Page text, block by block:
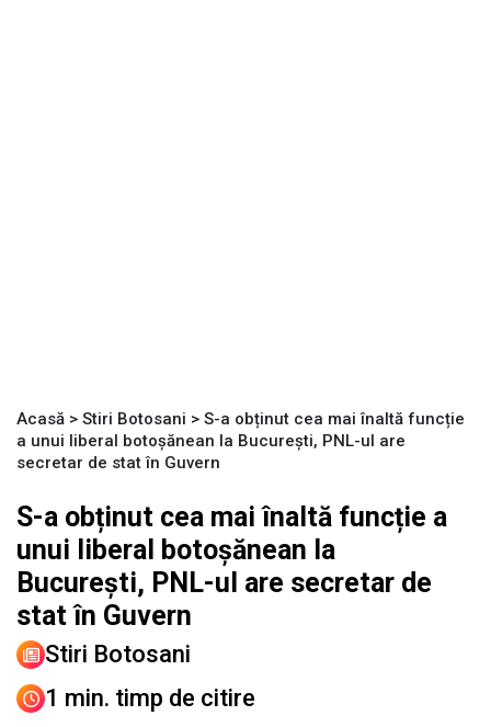
Acasă > Stiri Botosani > S-a obținut cea mai înaltă funcție
a unui liberal botoșănean la București, PNL-ul are
secretar de stat în Guvern
S-a obținut cea mai înaltă funcție a
unui liberal botoșănean la
București, PNL-ul are secretar de
stat în Guvern
Stiri Botosani
1 min. timp de citire